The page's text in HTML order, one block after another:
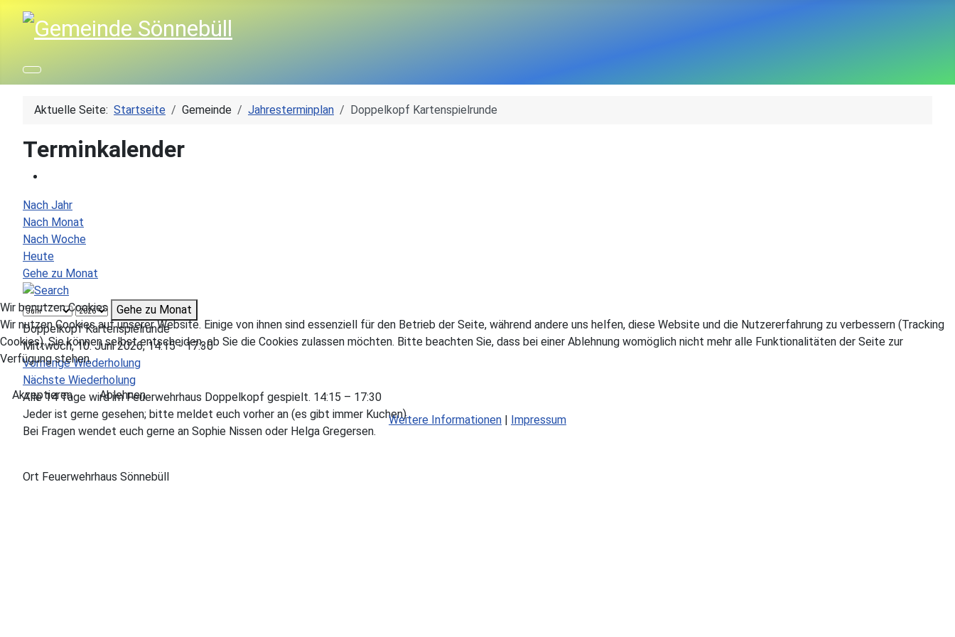
Aktuelle Seite: Startseite Gemeinde Jahresterminplan Doppelkopf Kartenspielrunde
Terminkalender
Nach Jahr
Nach Monat
Nach Woche
Heute
Gehe zu Monat
Gehe zu Monat
Doppelkopf Kartenspielrunde
Mittwoch, 10. Juni 2026, 14:15 - 17:30
Vorherige Wiederholung
Nächste Wiederholung
Alle 14 Tage wird im Feuerwehrhaus Doppelkopf gespielt. 14:15 – 17:30
Jeder ist gerne gesehen; bitte meldet euch vorher an (es gibt immer Kuchen).
Bei Fragen wendet euch gerne an Sophie Nissen oder Helga Gregersen.
Ort Feuerwehrhaus Sönnebüll
Wir benutzen Cookies
Wir nutzen Cookies auf unserer Website. Einige von ihnen sind essenziell für den Betrieb der Seite, während andere uns helfen, diese Website und die Nutzererfahrung zu verbessern (Tracking
Cookies). Sie können selbst entscheiden, ob Sie die Cookies zulassen möchten. Bitte beachten Sie, dass bei einer Ablehnung womöglich nicht mehr alle Funktionalitäten der Seite zur
Verfügung stehen.
Akzeptieren
Ablehnen
Weitere Informationen | Impressum